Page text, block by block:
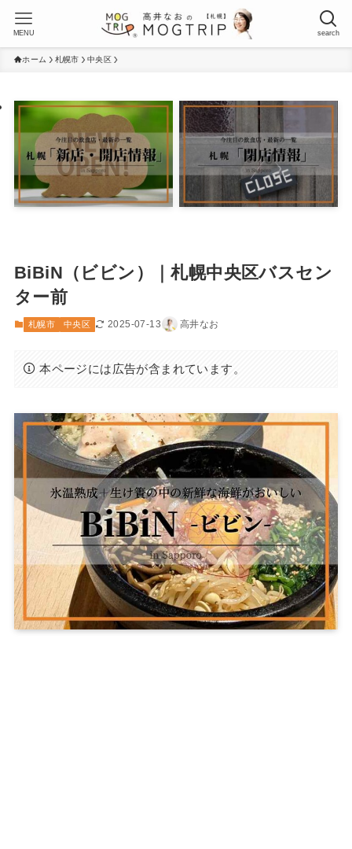
search
MENU
ホーム 札幌市 中央区
BiBiN（ビビン）｜札幌中央区バスセン
ター前
札幌市 中央区 2025-07-13 高井なお
本ページには広告が含まれています。